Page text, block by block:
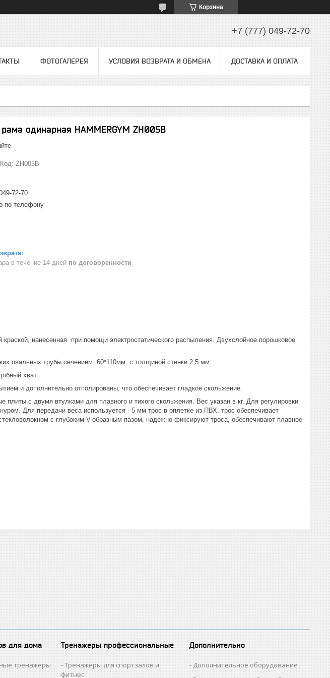
Корзина
+7 (777) 049-72-70
ФОТОГАЛЕРЕЯ УСЛОВИЯ ВОЗВРАТА И ОБМЕНА ДОСТАВКА И ОПЛАТА
одинарная HAMMERGYM ZH005B
Код: ZH005B
72-70
по телефону
в течение 14 дней по договоренности
нанесенная при помощи электростатического распыления. Двухслойное порошковое
овальных трубы сечением 60*110мм. с толщиной стенки 2,5 мм.
хват.
и дополнительно отполированы, что обеспечивает гладкое скольжение.
с двумя втулками для плавного и тихого скольжения. Вес указан в ​​кг. Для регулировки
Для передачи веса используется 5 мм трос в оплетке из ПВХ, трос обеспечивает
с глубоким V-образным пазом, надежно фиксируют троса, обеспечивают плавное
для дома
тренажеры
Тренажеры профессиональные
Тренажеры для спортзалов и
фитнес
Дополнительно
Дополнительное оборудование